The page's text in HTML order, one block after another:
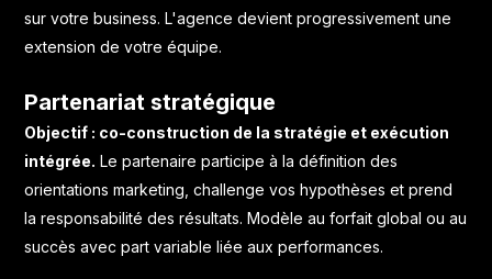
sur votre business. L'agence devient progressivement une
extension de votre équipe.
Partenariat stratégique
Objectif : co-construction de la stratégie et exécution
intégrée. Le partenaire participe à la définition des
orientations marketing, challenge vos hypothèses et prend
la responsabilité des résultats. Modèle au forfait global ou au
succès avec part variable liée aux performances.